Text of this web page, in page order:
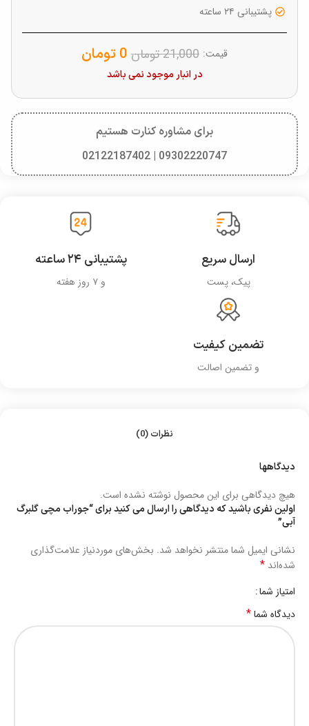
پشتیبانی ۲۴ ساعته
قیمت: 21,000تومان 0 تومان
در انبار موجود نمی باشد
برای مشاوره کنارت هستیم
09302220747 | 02122187402
ارسال سریع
پیک، پست
پشتیبانی ۲۴ ساعته
و ۷ روز هفته
تضمین کیفیت
و تضمین اصالت
نظرات (0)
دیدگاهها
هیچ دیدگاهی برای این محصول نوشته نشده است.
اولین نفری باشید که دیدگاهی را ارسال می کنید برای “جوراب مچی گلبرگ
آبی”
نشانی ایمیل شما منتشر نخواهد شد. بخش‌های موردنیاز علامت‌گذاری
شده‌اند *
امتیاز شما
دیدگاه شما*